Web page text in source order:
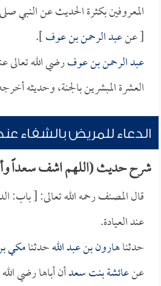
المعروفين بكثرة الحديث عن النبي
[ عنعبد الرحمن بن عوف].
عبد الرحمن بن عوفرضي الله
العشرة المبشرين بالجنة، وحديثه
الدعاء للمريض بالشفاء
شرح حديث (اللهم اشف سعداً
قال المصنف رحمه الله تعالى: [ باب:
عند العيادة.
حدثناهارون بن عبد اللهحدثنامكي
عنعائشة بنت سعدأن أباها رضي